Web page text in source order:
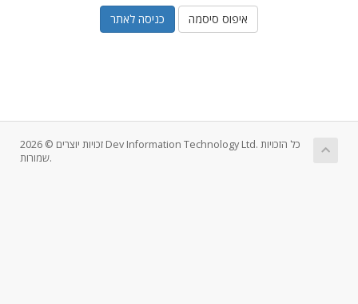
איפוס סיסמה
זכויות יוצרים © 2026 Dev Information Technology Ltd. כל הזכויות
שמורות.